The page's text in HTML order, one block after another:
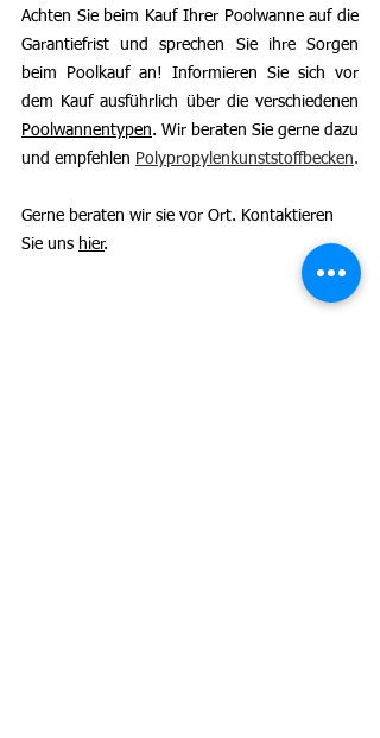
Achten Sie beim Kauf Ihrer Poolwanne auf die
Garantiefrist und sprechen Sie ihre Sorgen
beim Poolkauf an! Informieren Sie sich vor
Poolwannentypen. Wir beraten Sie gerne dazu
und empfehlen Polypropylenkunststoffbecken
Gerne beraten wir sie vor Ort. Kontaktieren
Sie uns hier.